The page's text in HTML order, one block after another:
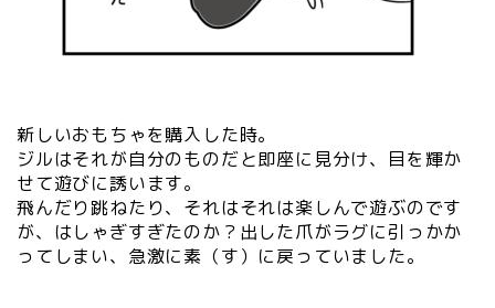
新しいおもちゃを購入した時。
ジルはそれが自分のものだと即座に見分け、目を輝か
せて遊びに誘います。
飛んだり跳ねたり、それはそれは楽しんで遊ぶのです
が、はしゃぎすぎたのか？出した爪がラグに引っかか
ってしまい、急激に素（す）に戻っていました。